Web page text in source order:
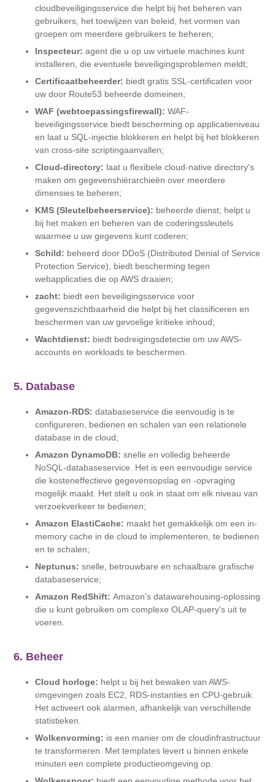
cloudbeveiligingsservice die helpt bij het beheren van
gebruikers, het toewijzen van beleid, het vormen van
groepen om meerdere gebruikers te beheren;
Inspecteur:agent die u op uw virtuele machines kunt
installeren, die eventuele beveiligingsproblemen meldt;
Certificaatbeheerder: biedt gratis SSL-certificaten voor
uw door Route53 beheerde domeinen;
WAF (webtoepassingsfirewall): WAF-
beveiligingsservice biedt bescherming op applicatieniveau
en laat u SQL-injectie blokkeren en helpt bij het blokkeren
van cross-site scriptingaanvallen;
Cloud-directory: laat u flexibele cloud-native directory's
maken om gegevenshiërarchieën over meerdere
dimensies te beheren;
KMS (Sleutelbeheerservice): beheerde dienst; helpt u
bij het maken en beheren van de coderingssleutels
waarmee u uw gegevens kunt coderen;
Schild: beheerd door DDoS (Distributed Denial of Service
Protection Service), biedt bescherming tegen
webapplicaties die op AWS draaien;
zacht: biedt een beveiligingsservice voor
gegevenszichtbaarheid die helpt bij het classificeren en
beschermen van uw gevoelige kritieke inhoud;
Wachtdienst: biedt bedreigingsdetectie om uw AWS-
accounts en workloads te beschermen.
5. Database
Amazon-RDS: databaseservice die eenvoudig is te
configureren, bedienen en schalen van een relationele
database in de cloud;
Amazon DynamoDB: snelle en volledig beheerde
NoSQL-databaseservice. Het is een eenvoudige service
die kosteneffectieve gegevensopslag en -opvraging
mogelijk maakt. Het stelt u ook in staat om elk niveau van
verzoekverkeer te bedienen;
Amazon ElastiCache: maakt het gemakkelijk om een ​​in-
memory cache in de cloud te implementeren, te bedienen
en te schalen;
Neptunus: snelle, betrouwbare en schaalbare grafische
databaseservice;
Amazon RedShift:Amazon's datawarehousing-oplossing
die u kunt gebruiken om complexe OLAP-query's uit te
voeren.
6. Beheer
Cloud horloge: helpt u bij het bewaken van AWS-
omgevingen zoals EC2, RDS-instanties en CPU-gebruik.
Het activeert ook alarmen, afhankelijk van verschillende
statistieken.
Wolkenvorming: is een manier om de cloudinfrastructuur
te transformeren. Met templates levert u binnen enkele
minuten een complete productieomgeving op.